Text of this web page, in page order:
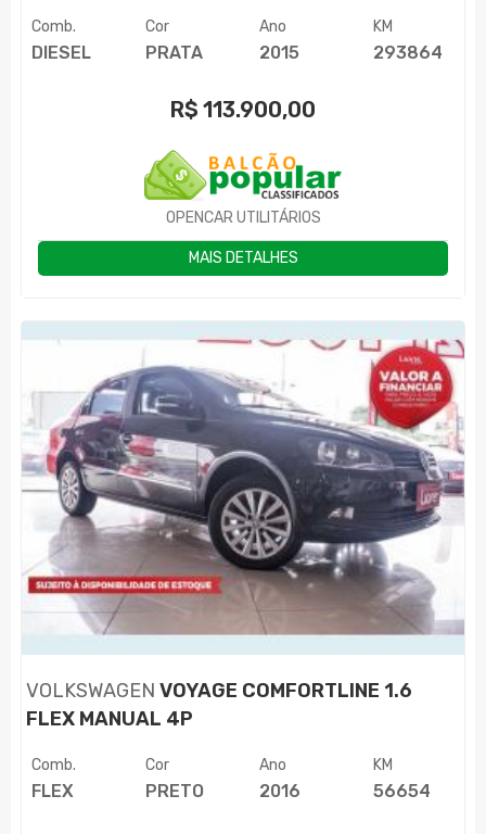
Comb.
DIESEL
Cor
PRATA
Ano
2015
KM
293864
R$ 113.900,00
OPENCAR UTILITÁRIOS
MAIS DETALHES
VOLKSWAGEN VOYAGE COMFORTLINE 1.6
FLEX MANUAL 4P
Comb.
FLEX
Cor
PRETO
Ano
2016
KM
56654